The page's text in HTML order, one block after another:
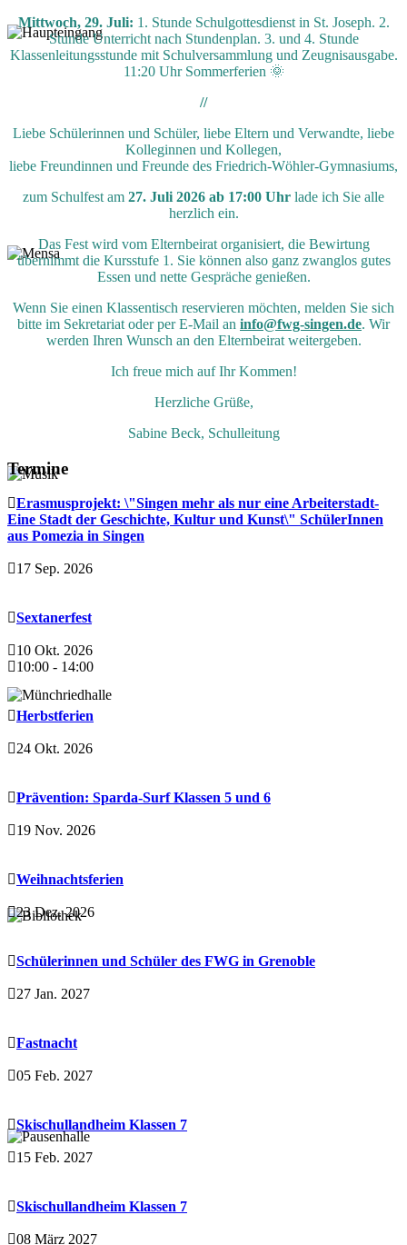
Mittwoch, 29. Juli: 1. Stunde Schulgottesdienst in St. Joseph. 2.
Stunde Unterricht nach Stundenplan. 3. und 4. Stunde
Klassenleitungsstunde mit Schulversammlung und Zeugnisausgabe.
11:20 Uhr Sommerferien 🌞
//
Liebe Schülerinnen und Schüler, liebe Eltern und Verwandte, liebe
Kolleginnen und Kollegen,
liebe Freundinnen und Freunde des Friedrich-Wöhler-Gymnasiums,
zum Schulfest am 27. Juli 2026 ab 17:00 Uhr lade ich Sie alle
herzlich ein.
Das Fest wird vom Elternbeirat organisiert, die Bewirtung
übernimmt die Kursstufe 1. Sie können also ganz zwanglos gutes
Essen und nette Gespräche genießen.
Wenn Sie einen Klassentisch reservieren möchten, melden Sie sich
bitte im Sekretariat oder per E-Mail an info@fwg-singen.de. Wir
werden Ihren Wunsch an den Elternbeirat weitergeben.
Ich freue mich auf Ihr Kommen!
Herzliche Grüße,
Sabine Beck, Schulleitung
Termine
Erasmusprojekt: \"Singen mehr als nur eine Arbeiterstadt-
Eine Stadt der Geschichte, Kultur und Kunst\" SchülerInnen
aus Pomezia in Singen
17 Sep. 2026
Sextanerfest
10 Okt. 2026
10:00 - 14:00
Herbstferien
24 Okt. 2026
Prävention: Sparda-Surf Klassen 5 und 6
19 Nov. 2026
Weihnachtsferien
23 Dez. 2026
Schülerinnen und Schüler des FWG in Grenoble
27 Jan. 2027
Fastnacht
05 Feb. 2027
Skischullandheim Klassen 7
15 Feb. 2027
Skischullandheim Klassen 7
08 März 2027